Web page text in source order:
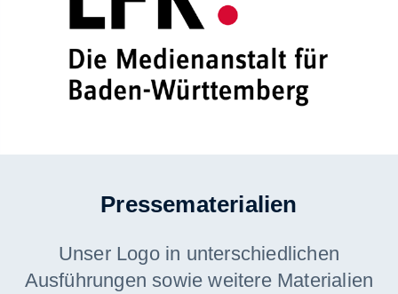
Pressematerialien
Unser Logo in unterschiedlichen
Ausführungen sowie weitere Materialien